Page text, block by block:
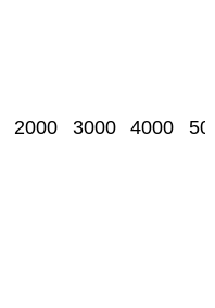
2000 3000 4000